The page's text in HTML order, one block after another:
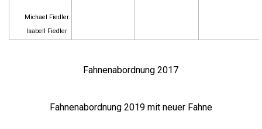
Michael Fiedler
Isabell Fiedler
Fahnenabordnung 2017
Fahnenabordnung 2019 mit neuer Fahne